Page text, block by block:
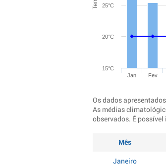
Jan Fev
15°C
20°C
25°C
Os dados
As médias
observados. É
Mês
Janeiro